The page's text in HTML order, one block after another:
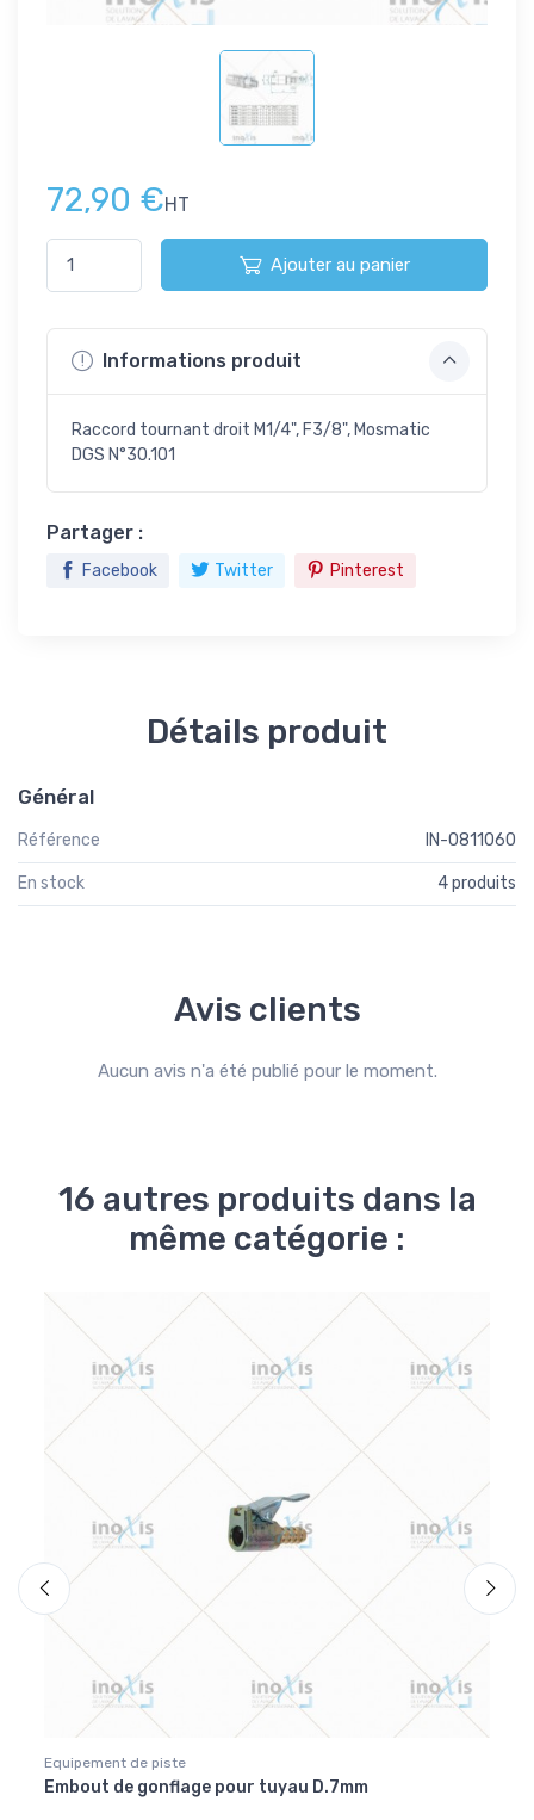
72,90 €HT
Ajouter au panier
Informations produit
Raccord tournant droit M1/4", F3/8", Mosmatic
DGS N°30.101
Partager :
Facebook Twitter Pinterest
Détails produit
Général
Référence IN-0811060
En stock 4 produits
Avis clients
Aucun avis n'a été publié pour le moment.
16 autres produits dans la
même catégorie :
Equipement de piste
Embout de gonflage pour tuyau D.7mm